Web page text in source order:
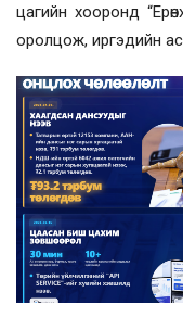
цагийн хооронд
оролцож, иргэдийн